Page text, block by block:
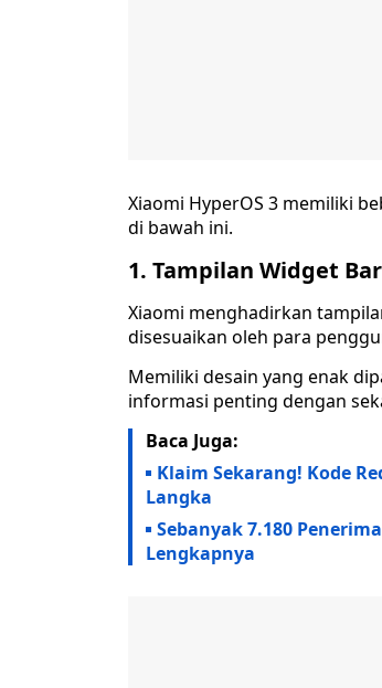
Xiaomi HyperOS 3 memiliki
di bawah ini.
1. Tampilan Widget
Xiaomi menghadirkan
disesuaikan oleh para
Memiliki desain yang enak
informasi penting dengan
Baca Juga:
Klaim Sekarang! Kode
Langka
Sebanyak 7.180
Lengkapnya